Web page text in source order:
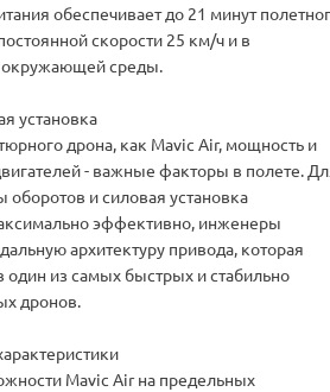
обеспечивает до 21 минут
скорости 25 км/ч и в
окружающей среды.
установка
дрона, как Mavic Air, мощность и
- важные факторы в полете.
оборотов и силовая установка
эффективно, инженеры
архитектуру привода, которая
один из самых быстрых и стабильно
дронов.
Mavic Air на предельных